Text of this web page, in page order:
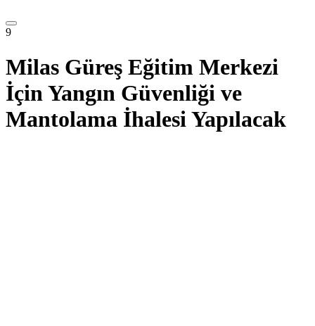
9
Milas Güreş Eğitim Merkezi
İçin Yangın Güvenliği ve
Mantolama İhalesi Yapılacak